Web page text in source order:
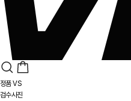
정품 VS
검수사진